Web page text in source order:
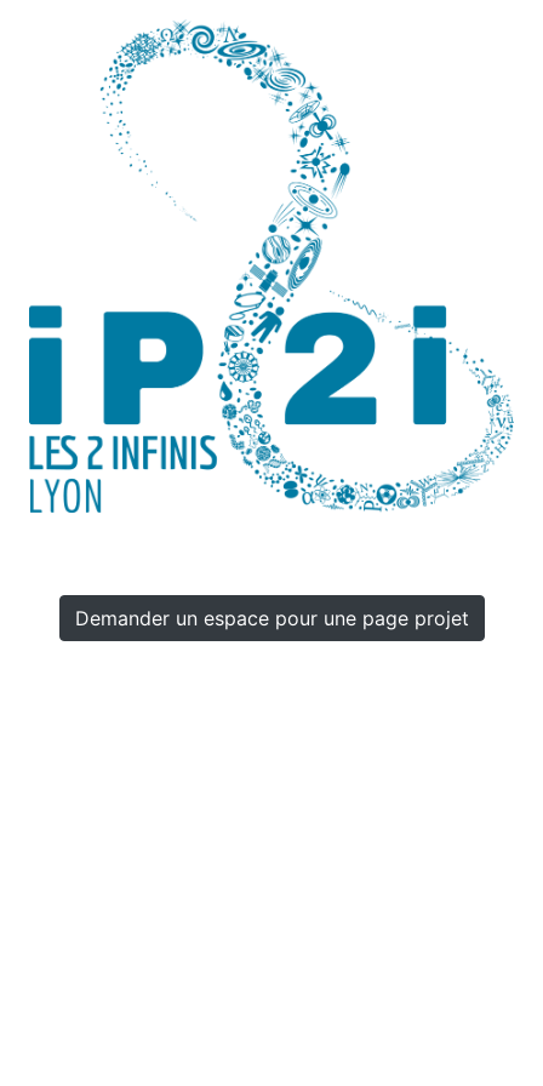
Demander un espace pour une page projet